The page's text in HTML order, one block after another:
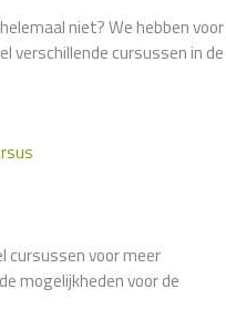
niet? We hebben voor
verschillende cursussen in de
cursussen voor meer
mogelijkheden voor de